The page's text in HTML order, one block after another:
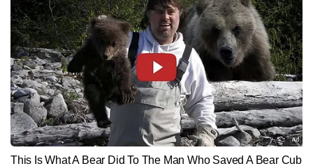
फिल्म में उनके साथ दिशा पाटनी मुख्य भूमिका में हैं और यह 14
अगस्त 2026 को सिनेमाघरों में रिलीज होगी।
Hindi NewsEntertainment Bollywood